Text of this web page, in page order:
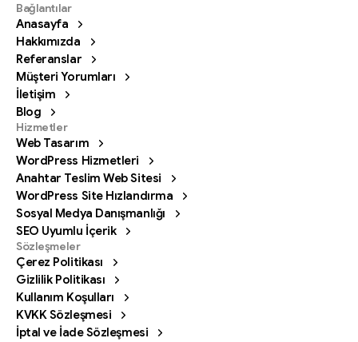
Bağlantılar
Anasayfa
Hakkımızda
Referanslar
Müşteri Yorumları
İletişim
Blog
Hizmetler
Web Tasarım
WordPress Hizmetleri
Anahtar Teslim Web Sitesi
WordPress Site Hızlandırma
Sosyal Medya Danışmanlığı
SEO Uyumlu İçerik
Sözleşmeler
Çerez Politikası
Gizlilik Politikası
Kullanım Koşulları
KVKK Sözleşmesi
İptal ve İade Sözleşmesi